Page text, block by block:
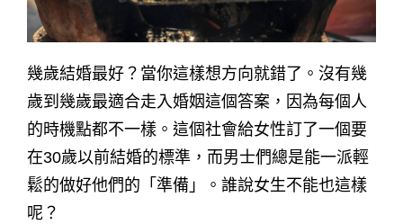
幾歲結婚最好？當你這樣想方向就錯了。沒有幾
歲到幾歲最適合走入婚姻這個答案，因為每個人
的時機點都不一樣。這個社會給女性訂了一個要
在30歲以前結婚的標準，而男士們總是能一派輕
鬆的做好他們的「準備」。誰說女生不能也這樣
呢？